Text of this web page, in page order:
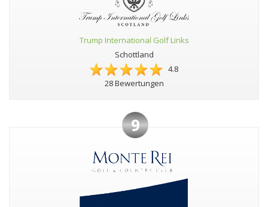
Trump International Golf Links
Schottland
4.8
28 Bewertungen
9